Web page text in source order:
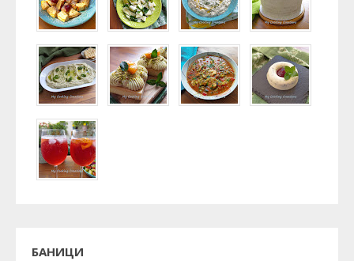
БАНИЦИ